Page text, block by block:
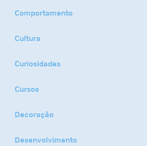
Comportamento
Cultura
Curiosidades
Cursos
Decoração
Desenvolvimento